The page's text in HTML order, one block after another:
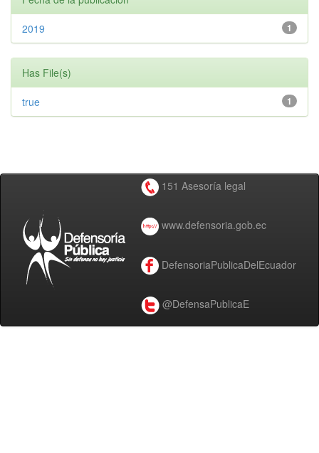
1
2019
Has File(s)
1
true
151 Asesoría legal
www.defensoria.gob.ec
DefensoriaPublicaDelEcuador
@DefensaPublicaE